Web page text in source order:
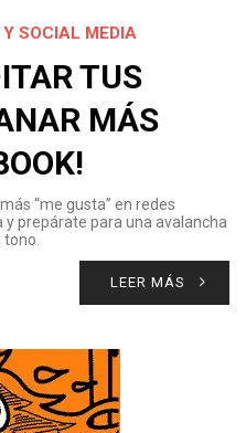
SOCIAL MEDIA
TUS
MÁS
“me gusta” en redes
y prepárate para una avalancha
LEER MÁS